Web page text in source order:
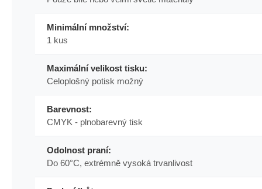
Minimální množství:
1 kus
Maximální velikost tisku:
Celoplošný potisk možný
Barevnost:
CMYK - plnobarevný tisk
Odolnost praní:
Do 60°C, extrémně vysoká trvanlivost